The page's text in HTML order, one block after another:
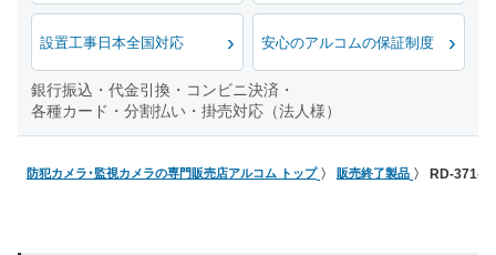
設置工事日本全国対応 安心のアルコムの保証制度
銀行振込・代金引換・コンビニ決済・
各種カード・分割払い・掛売対応（法人様）
防犯カメラ･監視カメラの専門販売店アルコム トップ 販売終了製品 RD-371-